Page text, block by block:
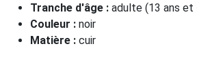
Tranche d'âge : adulte (13 ans et
Couleur : noir
Matière : cuir